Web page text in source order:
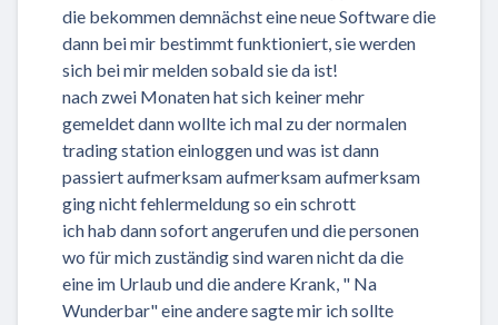
die bekommen demnächst eine neue Software die
dann bei mir bestimmt funktioniert, sie werden
sich bei mir melden sobald sie da ist!
nach zwei Monaten hat sich keiner mehr
gemeldet dann wollte ich mal zu der normalen
trading station einloggen und was ist dann
passiert aufmerksam aufmerksam aufmerksam
ging nicht fehlermeldung so ein schrott
ich hab dann sofort angerufen und die personen
wo für mich zuständig sind waren nicht da die
eine im Urlaub und die andere Krank, " Na
Wunderbar" eine andere sagte mir ich sollte